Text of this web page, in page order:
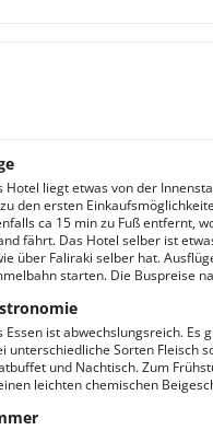
Hotel liegt etwas von der
den ersten
ca 15 min zu Fuß entfernt,
fährt. Das Hotel selber ist
über Faliraki selber hat.
starten. Die Buspreise
Essen ist abwechslungsreich. Es
unterschiedliche Sorten Fleisch
und Nachtisch. Zum
leichten chemischen